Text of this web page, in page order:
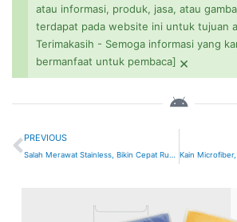
atau informasi, produk, jasa, atau
terdapat pada website ini untuk tujuan
Terimakasih - Semoga informasi yang
bermanfaat untuk pembaca] ×
Prev
PREVIOUS
Salah Merawat Stainless, Bikin Cepat Rusak